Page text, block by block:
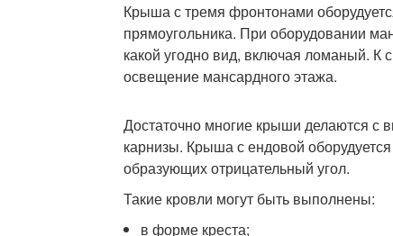
Крыша с тремя фронтонами
прямоугольника. При оборудовании
какой угодно вид, включая ломаный. К
освещение мансардного этажа.
Достаточно многие крыши делаются с
карнизы. Крыша с ендовой оборудуется
образующих отрицательный угол.
Такие кровли могут быть выполнены:
в форме креста;